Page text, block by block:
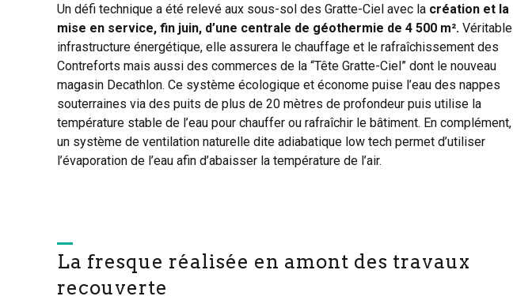
Un défi technique a été relevé aux sous-sol des Gratte-Ciel avec la création et la
mise en service, fin juin, d’une centrale de géothermie de 4 500 m². Véritable
infrastructure énergétique, elle assurera le chauffage et le rafraîchissement des
Contreforts mais aussi des commerces de la “Tête Gratte-Ciel” dont le nouveau
magasin Decathlon. Ce système écologique et économe puise l’eau des nappes
souterraines via des puits de plus de 20 mètres de profondeur puis utilise la
température stable de l’eau pour chauffer ou rafraîchir le bâtiment. En complément,
un système de ventilation naturelle dite adiabatique low tech permet d’utiliser
l’évaporation de l’eau afin d’abaisser la température de l’air.
La fresque réalisée en amont des travaux
recouverte